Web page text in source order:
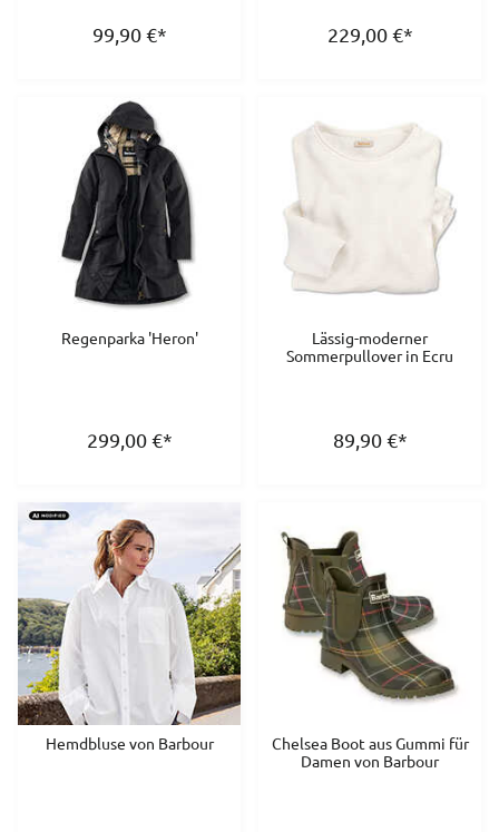
99,90€* 229,00€*
Regenparka 'Heron'
299,00€*
Lässig-moderner
Sommerpullover in Ecru
89,90€*
Hemdbluse von Barbour
Chelsea Boot aus Gummi für
Damen von Barbour